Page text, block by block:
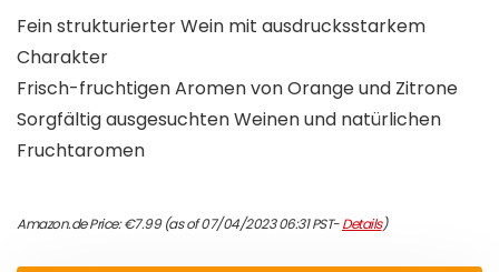
Fein strukturierter Wein mit ausdrucksstarkem
Charakter
Frisch-fruchtigen Aromen von Orange und Zitrone
Sorgfältig ausgesuchten Weinen und natürlichen
Fruchtaromen
Amazon.de Price:€7.99(as of 07/04/2023 06:31 PST-Details)